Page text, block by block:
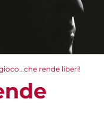
rende liberi!